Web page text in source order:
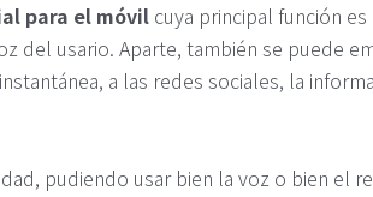
para el móvil cuya principal función
del usario. Aparte, también se puede
a las redes sociales, la
pudiendo usar bien la voz o bien el